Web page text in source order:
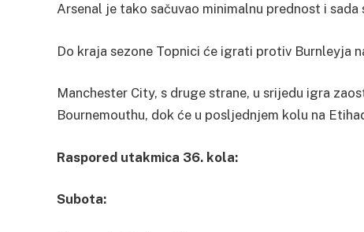
Arsenal je tako sačuvao minimalnu prednost i
Do kraja sezone Topnici će igrati protiv Burnleyja
Manchester City, s druge strane, u srijedu igra
Bournemouthu, dok će u posljednjem kolu na
Raspored utakmica 36. kola:
Subota: